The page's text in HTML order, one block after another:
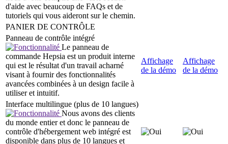
d'aide avec beaucoup de FAQs et de
tutoriels qui vous aideront sur le chemin.
PANIER DE CONTRÔLE
Panneau de contrôle intégré
Le panneau de
commande Hepsia est un produit interne
qui est le résultat d'un travail acharné
visant à fournir des fonctionnalités
avancées combinées à un design facile à
utiliser et intuitif.
Affichage
de la démo
Affichage
de la démo
Interface multilingue (plus de 10 langues)
Nous avons des clients
du monde entier et donc le panneau de
contrôle d'hébergement web intégré est
disponible dans plus de 10 langues et